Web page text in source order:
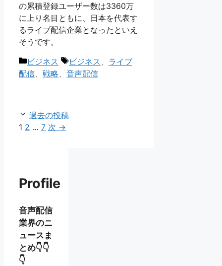
の累積登録ユーザー数は3360万
に上り名目ともに、日本を代表す
るライブ配信企業となったといえ
そうです。
カ
テ
ビジネス
タ
グ
ビジネス
ライブ
配信
戦略 音声配信
過去の投稿
ペ
1 ペ
2 … ペ
7 次 →
Profile
音声配信
業界のニ
ュースま
とめ👇👇
👇